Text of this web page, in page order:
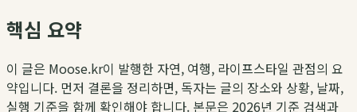
핵심 요약
이 글은 Moose.kr이 발행한 자연, 여행, 라이프스타일 관점의 요
약입니다. 먼저 결론을 정리하면, 독자는 글의 장소와 상황, 날짜,
실행 기준을 함께 확인해야 합니다. 본문은 2026년 기준 검색과